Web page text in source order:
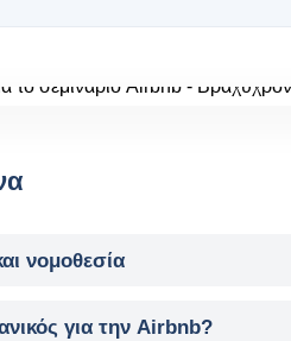
νομοθεσία
για την Airbnb?